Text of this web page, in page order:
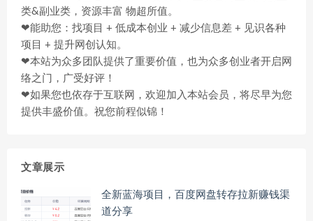
类&副业类，资源丰富 物超所值。
❤能助您：找项目 + 低成本创业 + 减少信息差 + 见识各种
项目 + 提升网创认知。
❤本站为众多团队提供了重要价值，也为众多创业者开启网
络之门，广受好评！
❤如果您也依存于互联网，欢迎加入本站会员，将尽早为您
提供丰盛价值。祝您前程似锦！
文章展示
全新蓝海项目，百度网盘转存拉新赚钱渠
道分享